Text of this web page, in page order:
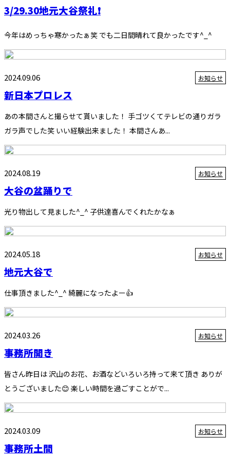
3/29.30地元大谷祭礼❗️
今年はめっちゃ寒かったぁ笑 でも二日間晴れて良かったです^_^
2024.09.06 お知らせ
新日本プロレス
あの本間さんと撮らせて貰いました！ 手ゴツくてテレビの通りガラ
ガラ声でした笑 いい経験出来ました！ 本間さんあ...
2024.08.19 お知らせ
大谷の盆踊りで
光り物出して見ました^_^ 子供達喜んでくれたかなぁ
2024.05.18 お知らせ
地元大谷で
仕事頂きました^_^ 綺麗になったよー👍
2024.03.26 お知らせ
事務所開き
皆さん昨日は 沢山のお花、お酒などいろいろ持って来て頂き ありが
とうございました😊 楽しい時間を過ごすことがで...
2024.03.09 お知らせ
事務所土間